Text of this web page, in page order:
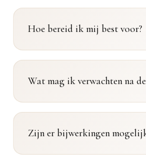
Hoe bereid ik mij best voor?
Wat mag ik verwachten na
Zijn er bijwerkingen